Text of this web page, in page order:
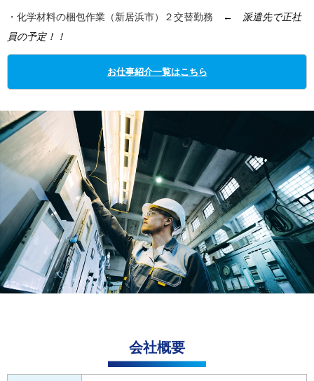
・化学材料の梱包作業（新居浜市）２交替勤務 ← 派遣先で正社
員の予定！！
お仕事紹介一覧はこちら
会社概要